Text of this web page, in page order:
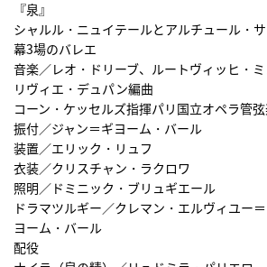
『泉』
シャルル・ニュイテールとアルチュール・
幕3場のバレエ
音楽／レオ・ドリーブ、ルートヴィッヒ・
リヴィエ・デュパン編曲
コーン・ケッセルズ指揮パリ国立オペラ管
振付／ジャン＝ギヨーム・バール
装置／エリック・リュフ
衣装／クリスチャン・ラクロワ
照明／ドミニック・ブリュギエール
ドラマツルギー／クレマン・エルヴィユー
ヨーム・バール
配役